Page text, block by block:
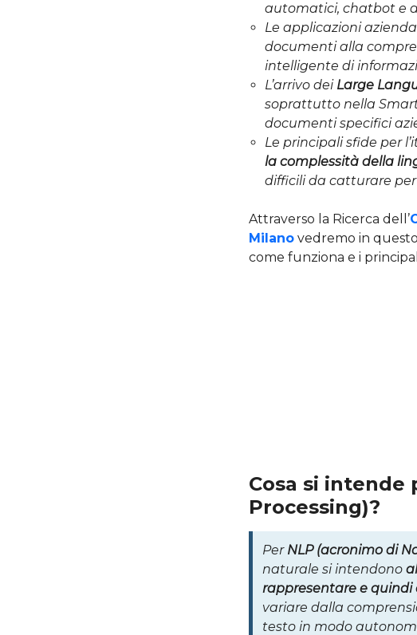
automatici, chatbot e
Le applicazioni
documenti alla
intelligente di
L’arrivo dei Large
soprattutto nella
documenti specifici
Le principali sfide per
la complessità della
difficili da catturare
Attraverso la Ricerca dell’
Milano vedremo in
come funziona e i
Cosa si intende
Processing)?
Per NLP (acronimo di
naturale si intendono
rappresentare e
variare dalla
testo in modo